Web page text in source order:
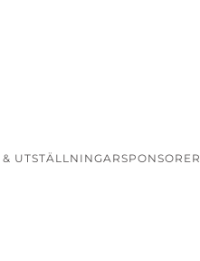
UTSTÄLLNINGARSPONSORER